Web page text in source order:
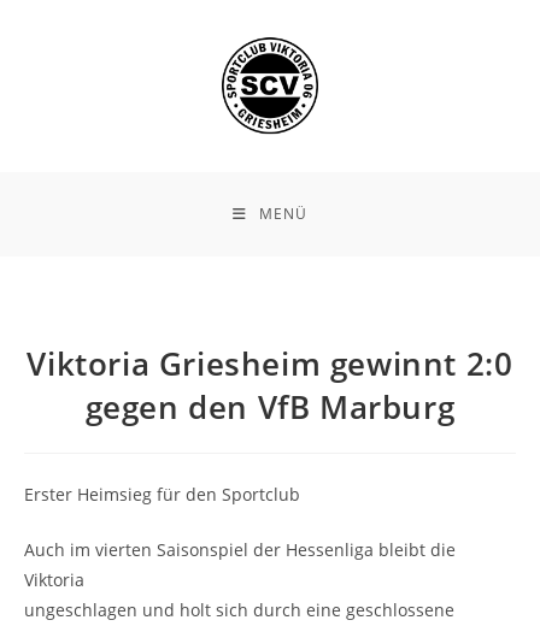
MENÜ
Viktoria Griesheim gewinnt 2:0
gegen den VfB Marburg
Erster Heimsieg für den Sportclub
Auch im vierten Saisonspiel der Hessenliga bleibt die
Viktoria
ungeschlagen und holt sich durch eine geschlossene